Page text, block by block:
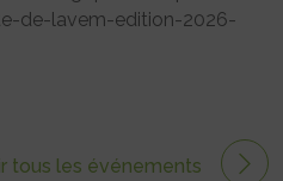
de-lavem-edition-2026-
tous les événements